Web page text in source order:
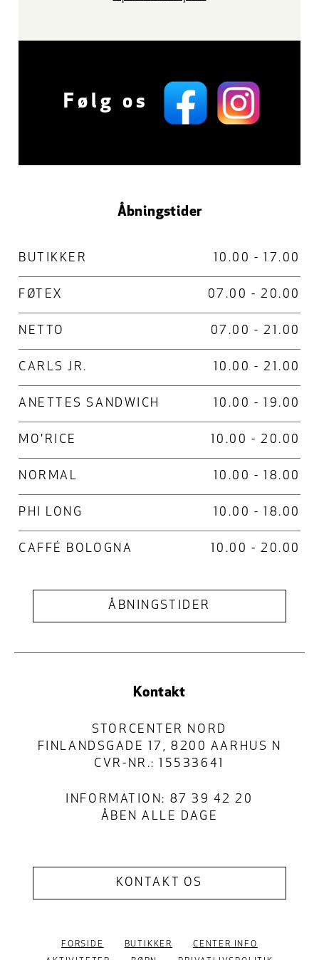
Følg os
Åbningstider
BUTIKKER 10.00 - 17.00
FØTEX 07.00 - 20.00
NETTO 07.00 - 21.00
CARLS JR. 10.00 - 21.00
ANETTES SANDWICH 10.00 - 19.00
MO'RICE 10.00 - 20.00
NORMAL 10.00 - 18.00
PHI LONG 10.00 - 18.00
CAFFÉ BOLOGNA 10.00 - 20.00
ÅBNINGSTIDER
Kontakt
STORCENTER NORD
FINLANDSGADE 17, 8200 AARHUS N
CVR-NR.: 15533641
INFORMATION: 87 39 42 20
ÅBEN ALLE DAGE
KONTAKT OS
FORSIDE BUTIKKER
CENTER INFO